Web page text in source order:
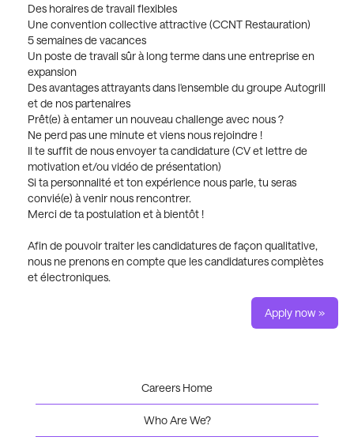
Des horaires de travail flexibles
Une convention collective attractive (CCNT Restauration)
5 semaines de vacances
Un poste de travail sûr à long terme dans une entreprise en
expansion
Des avantages attrayants dans l'ensemble du groupe Autogrill
et de nos partenaires
Prêt(e) à entamer un nouveau challenge avec nous ?
Ne perd pas une minute et viens nous rejoindre !
Il te suffit de nous envoyer ta candidature (CV et lettre de
motivation et/ou vidéo de présentation)
Si ta personnalité et ton expérience nous parle, tu seras
convié(e) à venir nous rencontrer.
Merci de ta postulation et à bientôt !
Afin de pouvoir traiter les candidatures de façon qualitative,
nous ne prenons en compte que les candidatures complètes
et électroniques.
Apply now »
Careers Home
Who Are We?